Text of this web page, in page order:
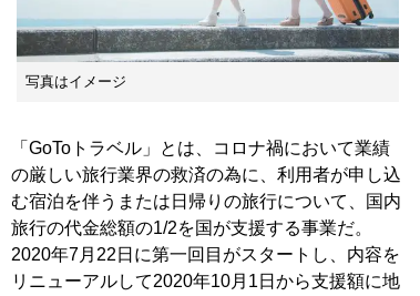
写真はイメージ
「GoToトラベル」とは、コロナ禍において業績
の厳しい旅行業界の救済の為に、利用者が申し込
む宿泊を伴うまたは日帰りの旅行について、国内
旅行の代金総額の1/2を国が支援する事業だ。
2020年7月22日に第一回目がスタートし、内容を
リニューアルして2020年10月1日から支援額に地